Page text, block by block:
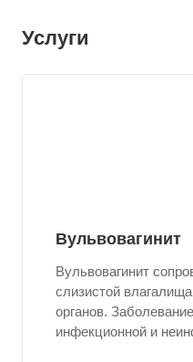
Услуги
Вульвовагинит
Вульвовагинит
слизистой
органов.
инфекционной и